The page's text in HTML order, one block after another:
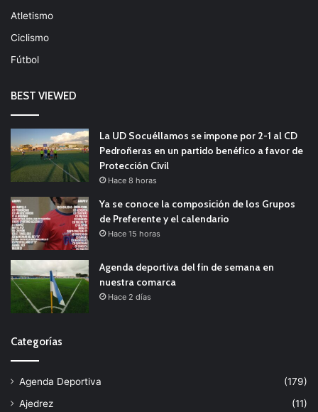
Atletismo
Ciclismo
Fútbol
BEST VIEWED
La UD Socuéllamos se impone por 2-1 al CD
Pedroñeras en un partido benéfico a favor de
Protección Civil
Hace 8 horas
Ya se conoce la composición de los Grupos
de Preferente y el calendario
Hace 15 horas
Agenda deportiva del fin de semana en
nuestra comarca
Hace 2 días
Categorías
Agenda Deportiva
(179)
Ajedrez
(11)